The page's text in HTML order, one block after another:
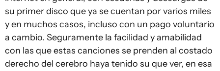
su primer disco que ya se cuentan por varios miles
y en muchos casos, incluso con un pago voluntario
a cambio. Seguramente la facilidad y amabilidad
con las que estas canciones se prenden al costado
derecho del cerebro haya tenido su que ver, en esa